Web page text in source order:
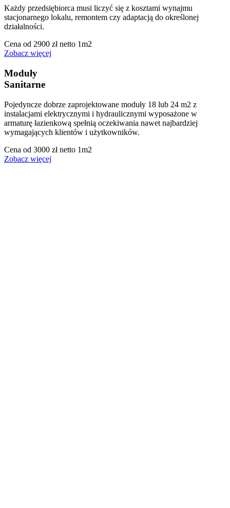
Każdy przedsiębiorca musi liczyć się z kosztami wynajmu
stacjonarnego lokalu, remontem czy adaptacją do określonej
działalności.
Cena od 2900 zł netto 1m2
Zobacz więcej
Moduły
Sanitarne
Pojedyncze dobrze zaprojektowane moduły 18 lub 24 m2 z
instalacjami elektrycznymi i hydraulicznymi wyposażone w
armaturę łazienkową spełnią oczekiwania nawet najbardziej
wymagających klientów i użytkowników.
Cena od 3000 zł netto 1m2
Zobacz więcej